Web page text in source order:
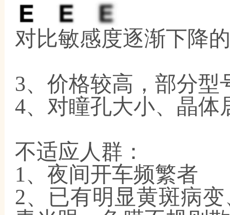
对比敏感度逐渐下降
3、价格较高，部分型
4、对瞳孔大小、晶体
不适应人群：
1、夜间开车频繁者
2、已有明显黄斑病